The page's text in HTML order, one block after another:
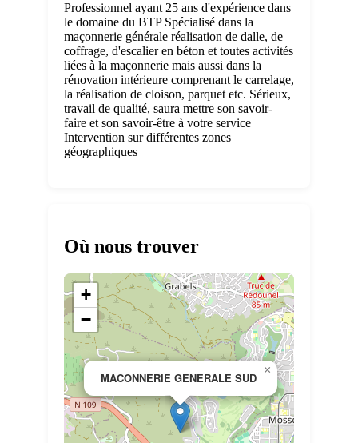
Professionnel ayant 25 ans d'expérience dans
le domaine du BTP Spécialisé dans la
maçonnerie générale réalisation de dalle, de
coffrage, d'escalier en béton et toutes activités
liées à la maçonnerie mais aussi dans la
rénovation intérieure comprenant le carrelage,
la réalisation de cloison, parquet etc. Sérieux,
travail de qualité, saura mettre son savoir-
faire et son savoir-être à votre service
Intervention sur différentes zones
géographiques
Où nous trouver
MACONNERIE GENERALE SUD
×
+
−